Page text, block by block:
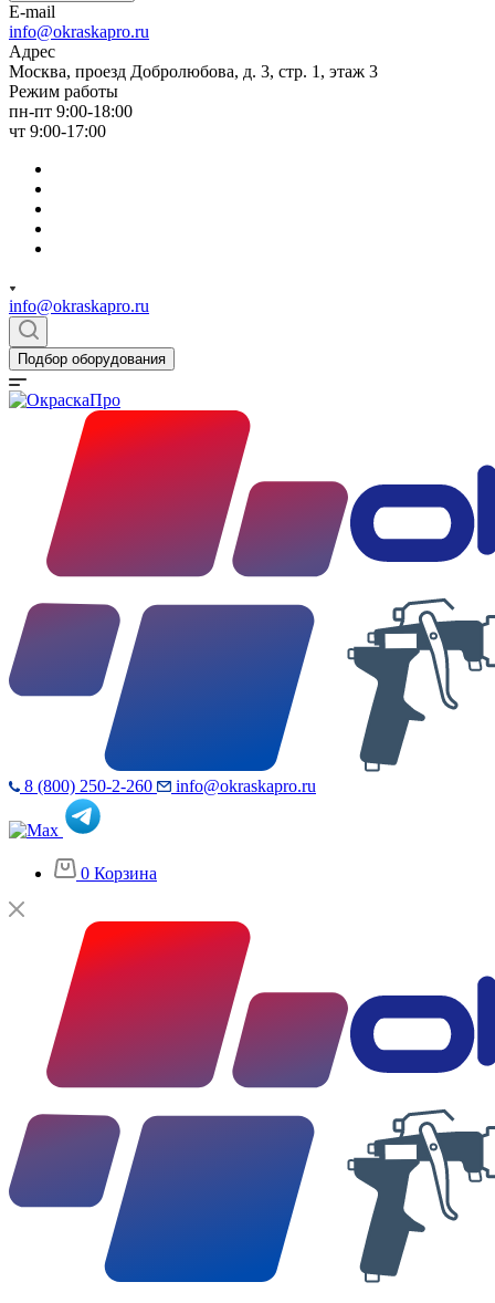
E-mail
info@okraskapro.ru
Адрес
Москва, проезд Добролюбова, д. 3, стр. 1, этаж 3
Режим работы
пн-пт 9:00-18:00
чт 9:00-17:00
info@okraskapro.ru
Подбор оборудования
8 (800) 250-2-260 info@okraskapro.ru
0 Корзина